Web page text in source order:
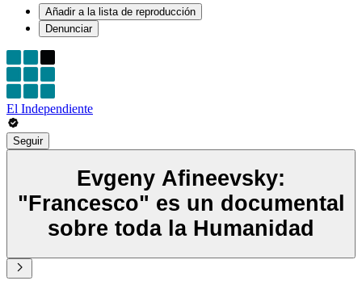
Añadir a la lista de reproducción
Denunciar
El Independiente
Seguir
Evgeny Afineevsky:
"Francesco" es un documental
sobre toda la Humanidad